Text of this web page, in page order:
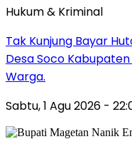
Hukum & Kriminal
Tak Kunjung Bayar
Desa Soco
Warga.
Sabtu, 1 Agu 2026 -